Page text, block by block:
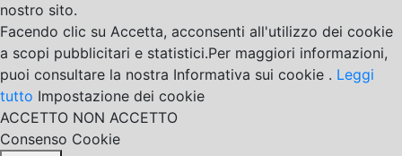
nostro sito.
Facendo clic su Accetta, acconsenti all'utilizzo dei cookie
a scopi pubblicitari e statistici.Per maggiori informazioni,
puoi consultare la nostra Informativa sui cookie . Leggi
tutto Impostazione dei cookie
ACCETTO NON ACCETTO
Consenso Cookie